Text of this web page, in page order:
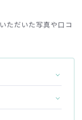
ただいた写真や口コ